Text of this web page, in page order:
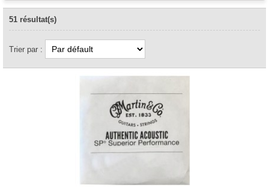
51 résultat(s)
Trier par :